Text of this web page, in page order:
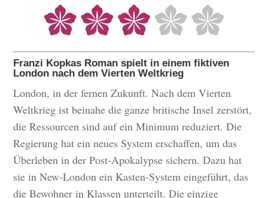
Franzi Kopkas Roman spielt in einem fiktiven
London nach dem Vierten Weltkrieg
London, in der fernen Zukunft. Nach dem Vierten
Weltkrieg ist beinahe die ganze britische Insel zerstört,
die Ressourcen sind auf ein Minimum reduziert. Die
Regierung hat ein neues System erschaffen, um das
Überleben in der Post-Apokalypse sichern. Dazu hat
sie in New-London ein Kasten-System eingeführt, das
die Bewohner in Klassen unterteilt. Die einzige